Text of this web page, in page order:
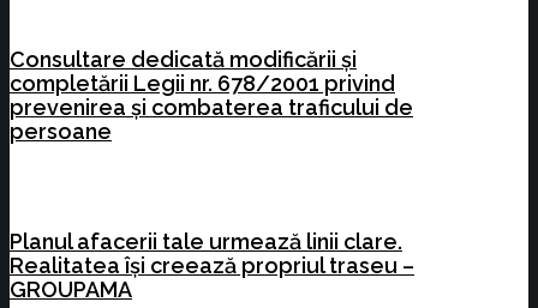
Consultare dedicată modificării și
completării Legii nr. 678/2001 privind
prevenirea și combaterea traficului de
persoane
Planul afacerii tale urmează linii clare.
Realitatea își creează propriul traseu –
GROUPAMA